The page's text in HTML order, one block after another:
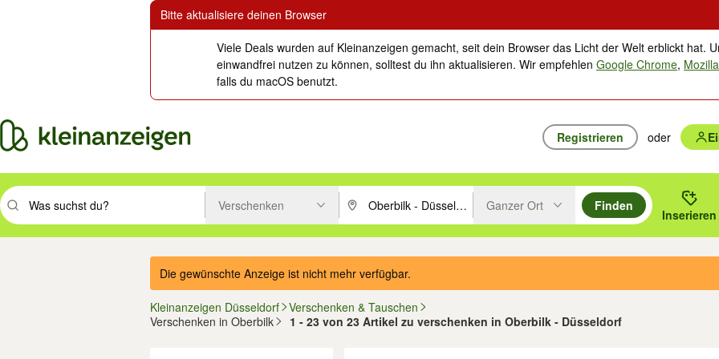
Bitte aktualisiere deinen Browser
Viele Deals wurden auf Kleinanzeigen gemacht, seit dein Browser das Licht der Welt erblickt hat.
einwandfrei nutzen zu können, solltest du ihn aktualisieren. Wir empfehlenGoogle Chrome,
falls du macOS benutzt.
Registrieren oder
Suchbegriff eingeben. Eingabetaste drücken um zu suchen, oder Vorschläge mit den Pfeiltasten nach oben/unten durchsuchen und mit
Verschenken PLZ oder Ort eingeben. Eingabetaste drücken um zu suchen, oder
Ganzer Ort
Finden
Inserieren
Die gewünschte Anzeige ist nicht mehr verfügbar.
Kleinanzeigen Düsseldorf Verschenken & Tauschen
Verschenken in Oberbilk
1 - 23 von 23 Artikel zu verschenken in Oberbilk - Düsseldorf